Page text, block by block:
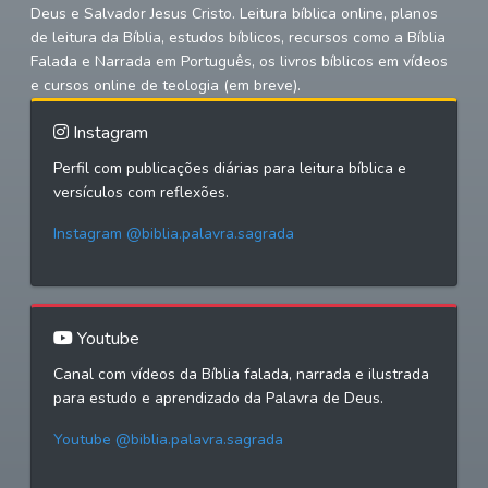
Deus e Salvador Jesus Cristo. Leitura bíblica online, planos
de leitura da Bíblia, estudos bíblicos, recursos como a Bíblia
Falada e Narrada em Português, os livros bíblicos em vídeos
e cursos online de teologia (em breve).
Instagram
Perfil com publicações diárias para leitura bíblica e
versículos com reflexões.
Instagram @biblia.palavra.sagrada
Youtube
Canal com vídeos da Bíblia falada, narrada e ilustrada
para estudo e aprendizado da Palavra de Deus.
Youtube @biblia.palavra.sagrada